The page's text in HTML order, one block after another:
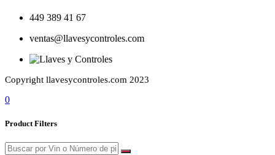
449 389 41 67
ventas@llavesycontroles.com
Copyright llavesycontroles.com 2023
0
Product Filters